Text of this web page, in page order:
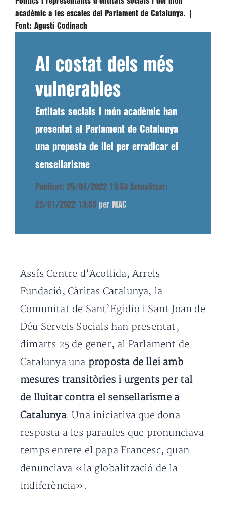
acadèmic a les escales del Parlament de Catalunya. |
Font: Agustí Codinach
Al costat dels més
vulnerables
Entitats socials i món acadèmic han
presentat al Parlament de Catalunya
una proposta de llei per erradicar el
sensellarisme
Publicat: 25/01/2022 13:53 Actualitzat:
25/01/2022 13:53 per MAC
Assís Centre d’Acollida, Arrels
Fundació, Càritas Catalunya, la
Comunitat de Sant’Egidio i Sant Joan de
Déu Serveis Socials han presentat,
dimarts 25 de gener, al Parlament de
Catalunya una proposta de llei amb
mesures transitòries i urgents per tal
de lluitar contra el sensellarisme a
Catalunya. Una iniciativa que dona
resposta a les paraules que pronunciava
temps enrere el papa Francesc, quan
denunciava «la globalització de la
indiferència».